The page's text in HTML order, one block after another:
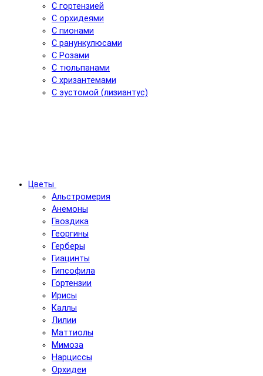
С гортензией
С орхидеями
С пионами
С ранункулюсами
С Розами
С тюльпанами
С хризантемами
С эустомой (лизиантус)
Цветы
Альстромерия
Анемоны
Гвоздика
Георгины
Герберы
Гиацинты
Гипсофила
Гортензии
Ирисы
Каллы
Лилии
Маттиолы
Мимоза
Нарциссы
Орхидеи